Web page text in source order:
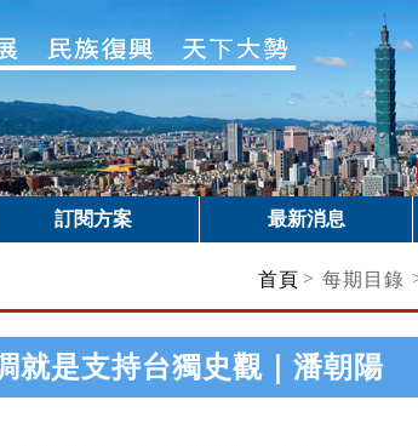
訂閱方案 最新消息
首頁 > 每期目錄
就是支持台獨史觀｜潘朝陽